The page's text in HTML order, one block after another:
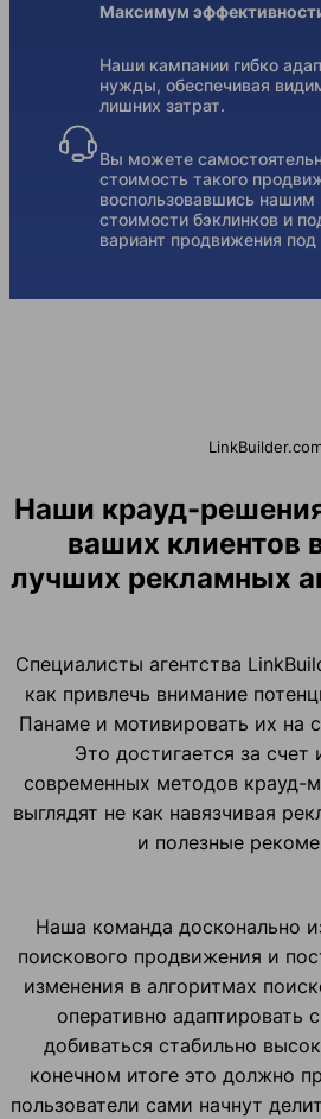
Максимум
Наши кампании гибко
нужды, обеспечивая
лишних затрат.
Вы можете
стоимость такого
воспользовавшись нашим
стоимости бэклинков и
вариант продвижения
Наши крауд-
ваших клиентов
лучших рекламных
Специалисты агентства
как привлечь внимание
Панаме и мотивировать их на
Это достигается за счет
современных методов крауд-
выглядят не как навязчивая
и полезные
Наша команда досконально
поискового продвижения и
изменения в алгоритмах
оперативно адаптировать
добиваться стабильно
конечном итоге это должно
пользователи сами начнут